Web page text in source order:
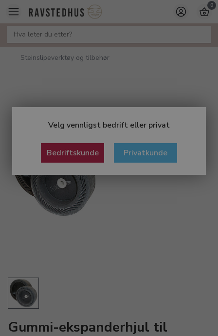
Velg vennligst bedrift eller privat
Bedriftskunde Privatkunde
0
Steinslipeverktøy og tilbehør
Gummi-ekspanderhjul til